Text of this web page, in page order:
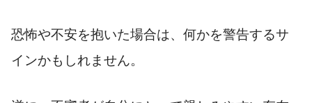
恐怖や不安を抱いた場合は、何かを警告するサ
インかもしれません。